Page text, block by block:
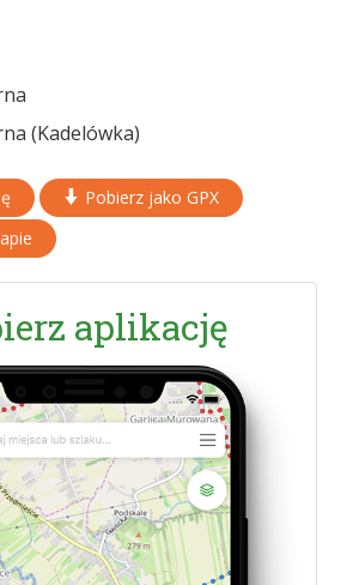
(Kadelówka)
Pobierz jako GPX
aplikację